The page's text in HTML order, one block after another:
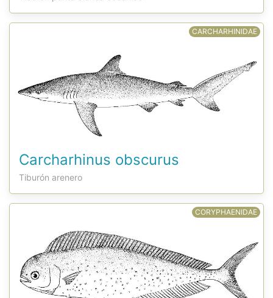
CARCHARHINIDAE
Carcharhinus obscurus
Tiburón arenero
CORYPHAENIDAE